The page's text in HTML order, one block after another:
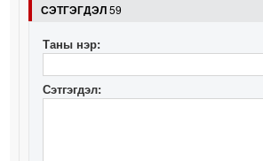
СЭТГЭГДЭЛ59
Таны нэр:
Сэтгэгдэл: